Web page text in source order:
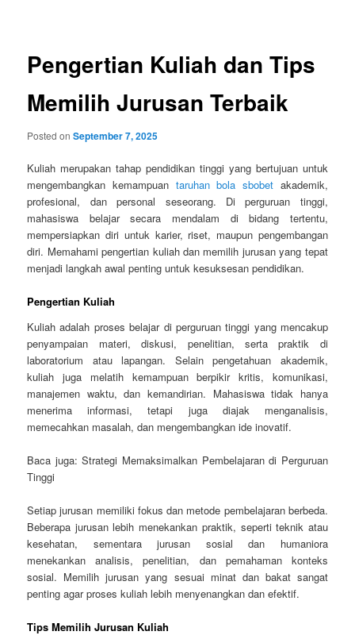
Pengertian Kuliah dan Tips
Memilih Jurusan Terbaik
Posted onSeptember 7, 2025
Kuliah merupakan tahap pendidikan tinggi yang bertujuan untuk
mengembangkan kemampuan taruhan bola sbobet akademik,
profesional, dan personal seseorang. Di perguruan tinggi,
mahasiswa belajar secara mendalam di bidang tertentu,
mempersiapkan diri untuk karier, riset, maupun pengembangan
diri. Memahami pengertian kuliah dan memilih jurusan yang tepat
menjadi langkah awal penting untuk kesuksesan pendidikan.
Pengertian Kuliah
Kuliah adalah proses belajar di perguruan tinggi yang mencakup
penyampaian materi, diskusi, penelitian, serta praktik di
laboratorium atau lapangan. Selain pengetahuan akademik,
kuliah juga melatih kemampuan berpikir kritis, komunikasi,
manajemen waktu, dan kemandirian. Mahasiswa tidak hanya
menerima informasi, tetapi juga diajak menganalisis,
memecahkan masalah, dan mengembangkan ide inovatif.
Baca juga: Strategi Memaksimalkan Pembelajaran di Perguruan
Tinggi
Setiap jurusan memiliki fokus dan metode pembelajaran berbeda.
Beberapa jurusan lebih menekankan praktik, seperti teknik atau
kesehatan, sementara jurusan sosial dan humaniora
menekankan analisis, penelitian, dan pemahaman konteks
sosial. Memilih jurusan yang sesuai minat dan bakat sangat
penting agar proses kuliah lebih menyenangkan dan efektif.
Tips Memilih Jurusan Kuliah